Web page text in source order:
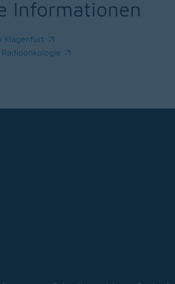
Informationen
Klagenfurt